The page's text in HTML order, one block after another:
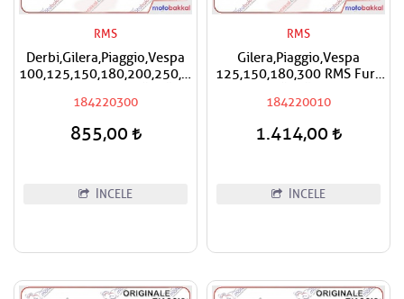
RMS
Derbi,Gilera,Piaggio,Vespa
100,125,150,180,200,250,300,400
Mesnet Maşa Bilyası
184220300
855,00
İNCELE
RMS
Gilera,Piaggio,Vespa
125,150,180,300 RMS Furş
Maşa Bilyası
184220010
1.414,00
İNCELE